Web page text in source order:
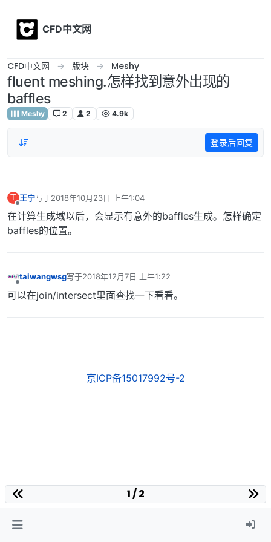
CFD中文网
CFD中文网 版块 Meshy
fluent meshing.怎样找到意外出现的
baffles
Meshy 2 2 4.9k
登录后回复
王
离线
王宁写于2018年10月23日 上午1:04
最后由 编辑
在计算生成域以后，会显示有意外的baffles生成。怎样确定
baffles的位置。
taiwangwsg写于2018年12月7日 上午1:22
最后由 编辑
可以在join/intersect里面查找一下看看。
京ICP备15017992号-2
1 / 2